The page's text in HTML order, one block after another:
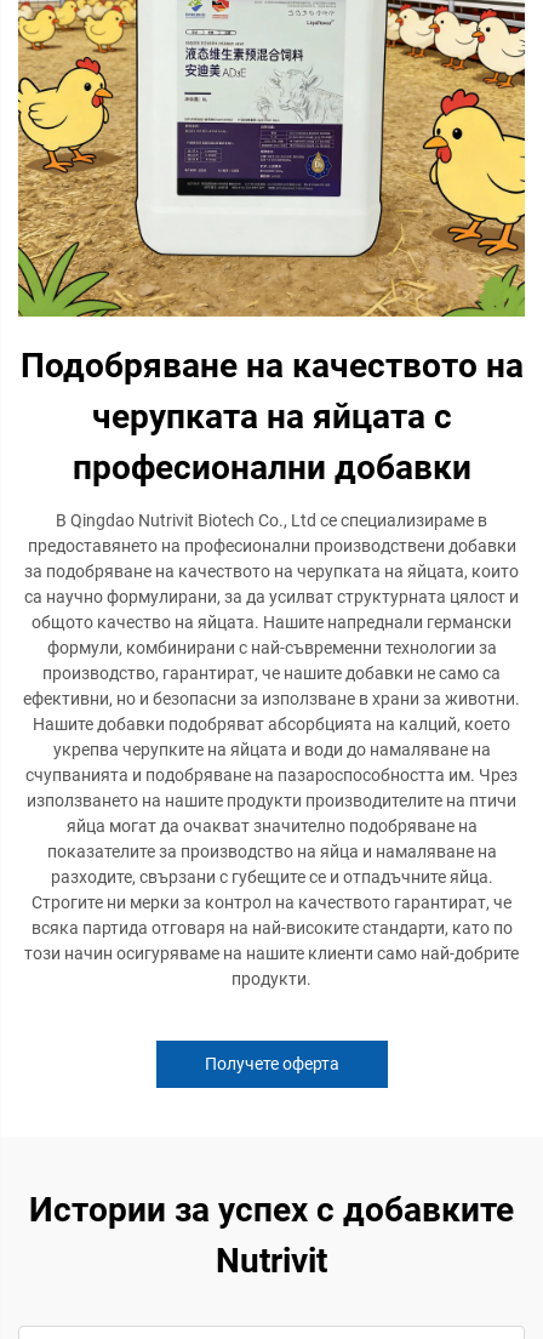
Подобряване на качеството на
черупката на яйцата с
професионални добавки
В Qingdao Nutrivit Biotech Co., Ltd се специализираме в
предоставянето на професионални производствени добавки
за подобряване на качеството на черупката на яйцата, които
са научно формулирани, за да усилват структурната цялост и
общото качество на яйцата. Нашите напреднали германски
формули, комбинирани с най-съвременни технологии за
производство, гарантират, че нашите добавки не само са
ефективни, но и безопасни за използване в храни за животни.
Нашите добавки подобряват абсорбцията на калций, което
укрепва черупките на яйцата и води до намаляване на
счупванията и подобряване на пазароспособността им. Чрез
използването на нашите продукти производителите на птичи
яйца могат да очакват значително подобряване на
показателите за производство на яйца и намаляване на
разходите, свързани с губещите се и отпадъчните яйца.
Строгите ни мерки за контрол на качеството гарантират, че
всяка партида отговаря на най-високите стандарти, като по
този начин осигуряваме на нашите клиенти само най-добрите
продукти.
Получете оферта
Истории за успех с добавките
Nutrivit